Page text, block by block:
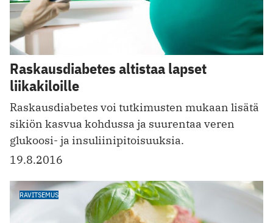
Raskausdiabetes altistaa lapset
liikakiloille
Raskausdiabetes voi tutkimusten mukaan lisätä
sikiön kasvua kohdussa ja suurentaa veren
glukoosi- ja insuliinipitoisuuksia.
19.8.2016
RAVITSEMUS